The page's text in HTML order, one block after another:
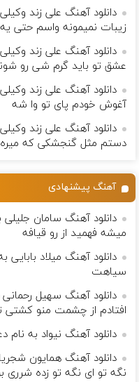
دانلود آهنگ علی زند
زيبات نمیمونه واسم حتی
دانلود آهنگ علی زند
عشق تو باید گرم شی رو
دانلود آهنگ علی زند
آغوش خودم پای تو وا شه
دانلود آهنگ علی زند
دستم مثل گنجشكی كه
آهنگ پیشنهادی
دانلود آهنگ سامان
میشه فهمید از رو قيافه
دانلود آهنگ میلاد
ﺳﻴﺎﻫﺖ
دانلود آهنگ سهیل
افتادم از چشمت منو کشتی
دانلود آهنگ نیواد به نام
دانلود آهنگ همایون
نگه تو ای نگه تو زده شرری